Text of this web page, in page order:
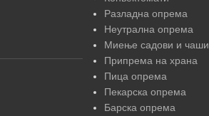
Разладна опрема
Неутрална опрема
Миење садови и чаши
Припрема на храна
Пица опрема
Пекарска опрема
Барска опрема